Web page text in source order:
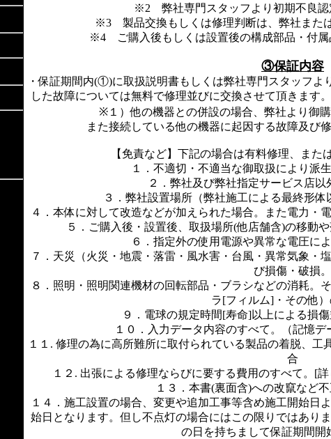
※2 弊社専門スタッフより初期不良認
※3 製品交換もしくは修理判断は、弊社または
※4 ご購入後もしくは設置後の構成部品・付属
③保証内容
・保証期間内(①)に取扱説明書もしくは弊社専門スタッフ
した故障については無料で修理並びに交換させて頂きます
※１）他の機器との併設の場合、弊社より御
また接続している他の機器に起因する故障及び
【免責など】下記の場合は有料修理、また
１．不適切・不適当な御取扱により派
２．弊社及び弊社指定サービス店以
３．弊社設置場所（弊社施工による最終形体
４．本体に対して改造などが加えられた場合。また電力・
５．ご購入後・設置後、取扱場所(他店舗含)の移動
６．指定外の使用電源や異常な電圧に
７．天災（火災・地震・落雷・風水害・台風・異常気象・
び損傷・破損。
８．照明・照明関連機材の回転部品・ブラシなどの消耗。
ラ[フィルム]・その他）
９．電球の規定時間[寿命]以上による損
１０．入力データ内容のすべて。（記憶デ
１１. 修理の為に高所難所に取付られている製品の着脱、
合
１２. 出張による修理ならびに要する費用のすべて。[
１３．本書(裏面含)への改竄など
１４．施工設置の場合、変更や追加工事等含め施工開始日
始日となります。但し不点灯の場合にはこの限りではあり
の日を持ちまして保証期間開